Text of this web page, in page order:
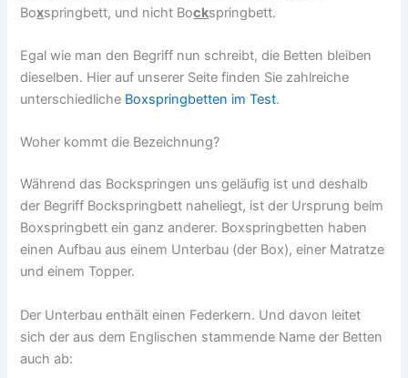
Boxspringbett, und nicht Bockspringbett.
Egal wie man den Begriff nun schreibt, die Betten bleiben
dieselben. Hier auf unserer Seite finden Sie zahlreiche
unterschiedliche Boxspringbetten im Test.
Woher kommt die Bezeichnung?
Während das Bockspringen uns geläufig ist und deshalb
der Begriff Bockspringbett naheliegt, ist der Ursprung beim
Boxspringbett ein ganz anderer. Boxspringbetten haben
einen Aufbau aus einem Unterbau (der Box), einer Matratze
und einem Topper.
Der Unterbau enthält einen Federkern. Und davon leitet
sich der aus dem Englischen stammende Name der Betten
auch ab: